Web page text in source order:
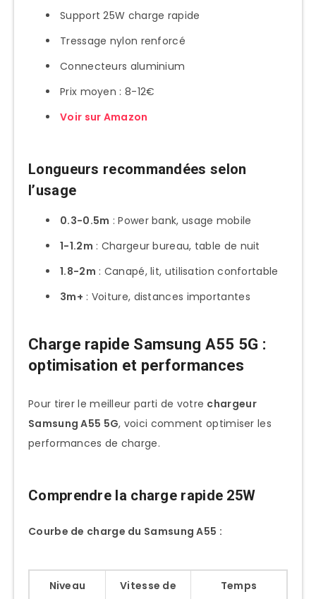
Support 25W charge rapide
Tressage nylon renforcé
Connecteurs aluminium
Prix moyen : 8-12€
Voir sur Amazon
Longueurs recommandées selon
l’usage
0.3-0.5m : Power bank, usage mobile
1-1.2m : Chargeur bureau, table de nuit
1.8-2m : Canapé, lit, utilisation confortable
3m+ : Voiture, distances importantes
Charge rapide Samsung A55 5G :
optimisation et performances
Pour tirer le meilleur parti de votre chargeur
Samsung A55 5G, voici comment optimiser les
performances de charge.
Comprendre la charge rapide 25W
Courbe de charge du Samsung A55 :
Niveau
Vitesse de
Temps